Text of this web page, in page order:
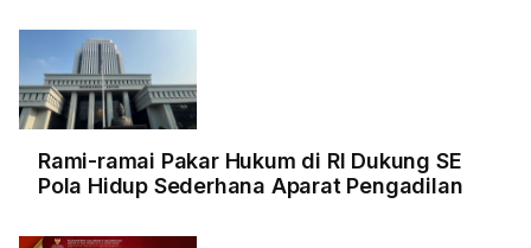
Rami-ramai Pakar Hukum di RI Dukung SE
Pola Hidup Sederhana Aparat Pengadilan